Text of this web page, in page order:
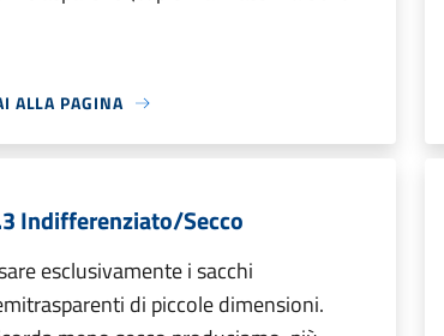
ALLA PAGINA
Indifferenziato/Secco
esclusivamente i sacchi
di piccole dimensioni.